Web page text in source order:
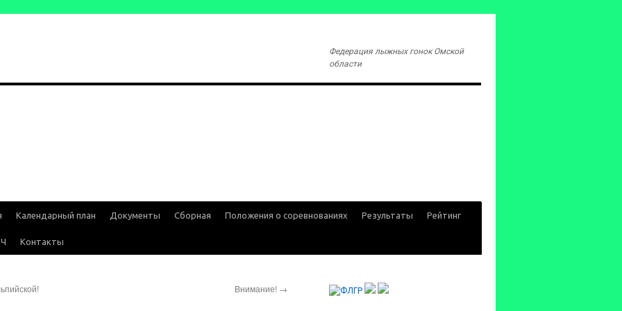
Федерация лыжных гонок Омской
области
Календарный план Документы Сборная Положения о соревнованиях Результаты Рейтинг
Контакты
Внимание! →